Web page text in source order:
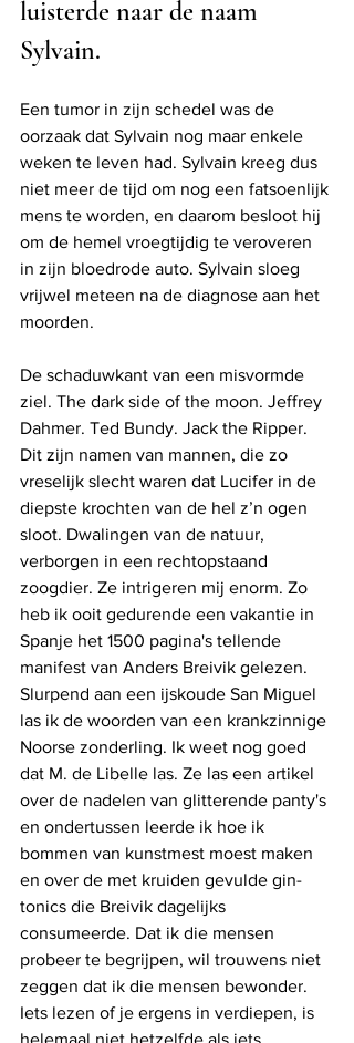
luisterde naar de naam
Sylvain.
Een tumor in zijn schedel was de
oorzaak dat Sylvain nog maar enkele
weken te leven had. Sylvain kreeg dus
niet meer de tijd om nog een fatsoenlijk
mens te worden, en daarom besloot hij
om de hemel vroegtijdig te veroveren
in zijn bloedrode auto. Sylvain sloeg
vrijwel meteen na de diagnose aan het
moorden.
De schaduwkant van een misvormde
ziel. The dark side of the moon. Jeffrey
Dahmer. Ted Bundy. Jack the Ripper.
Dit zijn namen van mannen, die zo
vreselijk slecht waren dat Lucifer in de
diepste krochten van de hel z’n ogen
sloot. Dwalingen van de natuur,
verborgen in een rechtopstaand
zoogdier. Ze intrigeren mij enorm. Zo
heb ik ooit gedurende een vakantie in
Spanje het 1500 pagina's tellende
manifest van Anders Breivik gelezen.
Slurpend aan een ijskoude San Miguel
las ik de woorden van een krankzinnige
Noorse zonderling. Ik weet nog goed
dat M. de Libelle las. Ze las een artikel
over de nadelen van glitterende panty's
en ondertussen leerde ik hoe ik
bommen van kunstmest moest maken
en over de met kruiden gevulde gin-
tonics die Breivik dagelijks
consumeerde. Dat ik die mensen
probeer te begrijpen, wil trouwens niet
zeggen dat ik die mensen bewonder.
Iets lezen of je ergens in verdiepen, is
helemaal niet hetzelfde als iets